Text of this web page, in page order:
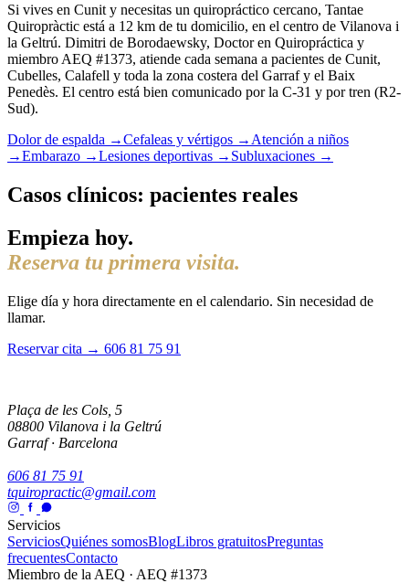
Si vives en Cunit y necesitas un quiropráctico cercano, Tantae
Quiropràctic está a 12 km de tu domicilio, en el centro de Vilanova i
la Geltrú. Dimitri de Borodaewsky, Doctor en Quiropráctica y
miembro AEQ #1373, atiende cada semana a pacientes de Cunit,
Cubelles, Calafell y toda la zona costera del Garraf y el Baix
Penedès. El centro está bien comunicado por la C-31 y por tren (R2-
Sud).
Dolor de espalda →Cefaleas y vértigos → Atención a niños
→Embarazo →Lesiones deportivas → Subluxaciones →
Casos clínicos: pacientes reales
Empieza hoy.
Reserva tu primera visita.
Elige día y hora directamente en el calendario. Sin necesidad de
llamar.
Reservar cita → 606 81 75 91
Plaça de les Cols, 5
08800 Vilanova i la Geltrú
Garraf · Barcelona
606 81 75 91
tquiropractic@gmail.com
Servicios
ServiciosQuiénes somosBlogLibros gratuitosPreguntas
frecuentesContacto
Miembro de la AEQ · AEQ #1373